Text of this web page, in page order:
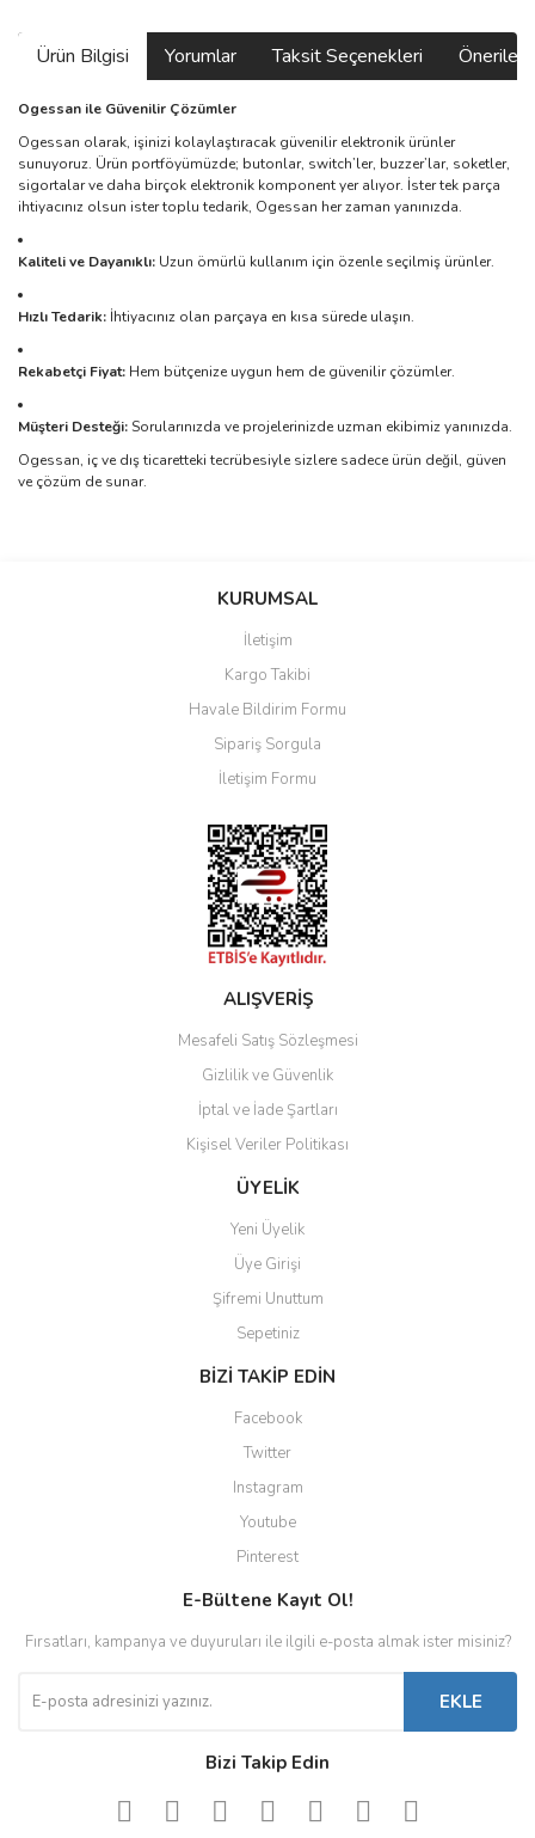
Ürün Bilgisi Yorumlar Taksit Seçenekleri
Ogessan ile Güvenilir Çözümler
Ogessan olarak, işinizi kolaylaştıracak güvenilir elektronik ürünler
sunuyoruz. Ürün portföyümüzde; butonlar, switch’ler, buzzer’lar, soketler,
sigortalar ve daha birçok elektronik komponent yer alıyor. İster tek parça
ihtiyacınız olsun ister toplu tedarik, Ogessan her zaman yanınızda.
Kaliteli ve Dayanıklı: Uzun ömürlü kullanım için özenle seçilmiş ürünler.
Hızlı Tedarik: İhtiyacınız olan parçaya en kısa sürede ulaşın.
Rekabetçi Fiyat: Hem bütçenize uygun hem de güvenilir çözümler.
Müşteri Desteği:Sorularınızda ve projelerinizde uzman ekibimiz yanınızda.
Ogessan, iç ve dış ticaretteki tecrübesiyle sizlere sadece ürün değil, güven
ve çözüm de sunar.
Bu ürüne ilk yorumu siz yapın!
Ürün resmi kalitesiz, bozuk veya görüntülenemiyor.
Ürün açıklamasında eksik bilgiler bulunuyor.
Ürün bilgilerinde hatalar bulunuyor.
Ürün fiyatı diğer sitelerden daha pahalı.
Gönder
KURUMSAL
İletişim
Kargo Takibi
Havale Bildirim Formu
Sipariş Sorgula
İletişim Formu
ALIŞVERİŞ
Mesafeli Satış Sözleşmesi
Gizlilik ve Güvenlik
İptal ve İade Şartları
Kişisel Veriler Politikası
ÜYELİK
Yeni Üyelik
Üye Girişi
Şifremi Unuttum
Sepetiniz
BİZİ TAKİP EDİN
Facebook
Twitter
Instagram
Youtube
Pinterest
E-Bültene Kayıt Ol!
Fırsatları, kampanya ve duyuruları ile ilgili e-posta almak ister misiniz?
EKLE
Bizi Takip Edin